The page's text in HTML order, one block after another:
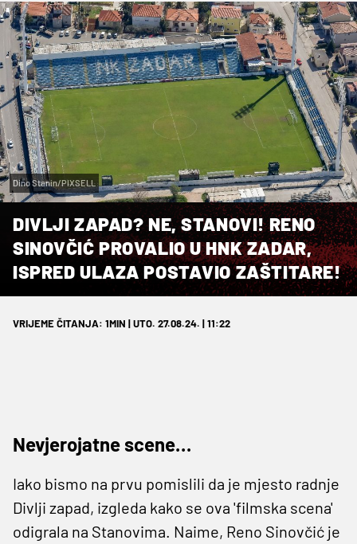
Dino Stanin/PIXSELL
DIVLJI ZAPAD? NE, STANOVI! RENO
SINOVČIĆ PROVALIO U HNK ZADAR,
ISPRED ULAZA POSTAVIO ZAŠTITARE!
VRIJEME ČITANJA: 1MIN | UTO. 27.08.24. | 11:22
Nevjerojatne scene…
Iako bismo na prvu pomislili da je mjesto radnje
Divlji zapad, izgleda kako se ova 'filmska scena'
odigrala na Stanovima. Naime, Reno Sinovčić je